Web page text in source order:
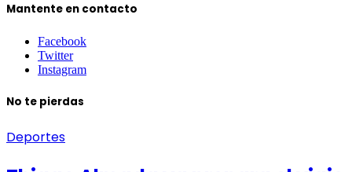
Mantente en contacto
Facebook
Twitter
Instagram
No te pierdas
Deportes